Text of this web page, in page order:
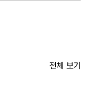
전체 보기